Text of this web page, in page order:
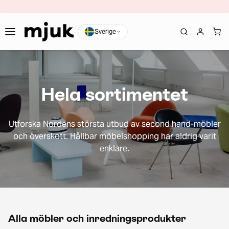
Sverige
Hela sortimentet
Utforska Nordens största utbud av second hand-möbler
och överskott. Hållbar möbelshopping har aldrig varit
enklare.
Alla möbler och inredningsprodukter